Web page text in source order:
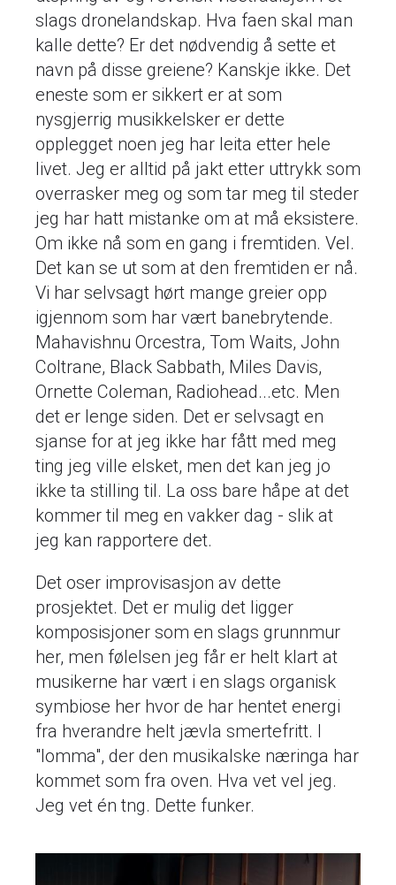
slags dronelandskap. Hva faen skal man
kalle dette? Er det nødvendig å sette et
navn på disse greiene? Kanskje ikke. Det
eneste som er sikkert er at som
nysgjerrig musikkelsker er dette
opplegget noen jeg har leita etter hele
livet. Jeg er alltid på jakt etter uttrykk som
overrasker meg og som tar meg til steder
jeg har hatt mistanke om at må eksistere.
Om ikke nå som en gang i fremtiden. Vel.
Det kan se ut som at den fremtiden er nå.
Vi har selvsagt hørt mange greier opp
igjennom som har vært banebrytende.
Mahavishnu Orcestra, Tom Waits, John
Coltrane, Black Sabbath, Miles Davis,
Ornette Coleman, Radiohead...etc. Men
det er lenge siden. Det er selvsagt en
sjanse for at jeg ikke har fått med meg
ting jeg ville elsket, men det kan jeg jo
ikke ta stilling til. La oss bare håpe at det
kommer til meg en vakker dag - slik at
jeg kan rapportere det.
Det oser improvisasjon av dette
prosjektet. Det er mulig det ligger
komposisjoner som en slags grunnmur
her, men følelsen jeg får er helt klart at
musikerne har vært i en slags organisk
symbiose her hvor de har hentet energi
fra hverandre helt jævla smertefritt. I
"lomma", der den musikalske næringa har
kommet som fra oven. Hva vet vel jeg.
Jeg vet én tng. Dette funker.